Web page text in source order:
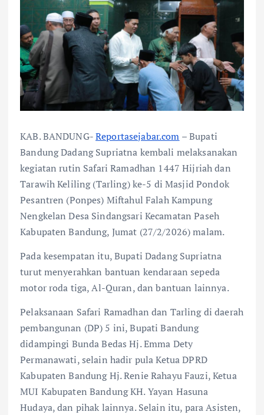
KAB. BANDUNG-Reportasejabar.com – Bupati
Bandung Dadang Supriatna kembali melaksanakan
kegiatan rutin Safari Ramadhan 1447 Hijriah dan
Tarawih Keliling (Tarling) ke-5 di Masjid Pondok
Pesantren (Ponpes) Miftahul Falah Kampung
Nengkelan Desa Sindangsari Kecamatan Paseh
Kabupaten Bandung, Jumat (27/2/2026) malam.
Pada kesempatan itu, Bupati Dadang Supriatna
turut menyerahkan bantuan kendaraan sepeda
motor roda tiga, Al-Quran, dan bantuan lainnya.
Pelaksanaan Safari Ramadhan dan Tarling di daerah
pembangunan (DP) 5 ini, Bupati Bandung
didampingi Bunda Bedas Hj. Emma Dety
Permanawati, selain hadir pula Ketua DPRD
Kabupaten Bandung Hj. Renie Rahayu Fauzi, Ketua
MUI Kabupaten Bandung KH. Yayan Hasuna
Hudaya, dan pihak lainnya. Selain itu, para Asisten,